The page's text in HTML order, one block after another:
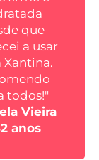
que
a usar
Xantina.
todos!"
Vieira
anos